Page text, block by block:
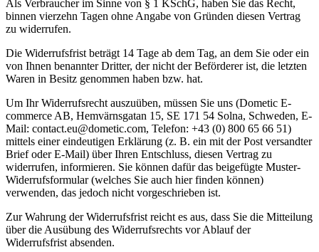
Als Verbraucher im Sinne von § 1 KSchG, haben Sie das Recht,
binnen vierzehn Tagen ohne Angabe von Gründen diesen Vertrag
zu widerrufen.
Die Widerrufsfrist beträgt 14 Tage ab dem Tag, an dem Sie oder ein
von Ihnen benannter Dritter, der nicht der Beförderer ist, die letzten
Waren in Besitz genommen haben bzw. hat.
Um Ihr Widerrufsrecht auszuüben, müssen Sie uns (Dometic E-
commerce AB, Hemvärnsgatan 15, SE 171 54 Solna, Schweden, E-
Mail: contact.eu@dometic.com, Telefon: +43 (0) 800 65 66 51)
mittels einer eindeutigen Erklärung (z. B. ein mit der Post versandter
Brief oder E-Mail) über Ihren Entschluss, diesen Vertrag zu
widerrufen, informieren. Sie können dafür das beigefügte Muster-
Widerrufsformular (welches Sie auch hier finden können)
verwenden, das jedoch nicht vorgeschrieben ist.
Zur Wahrung der Widerrufsfrist reicht es aus, dass Sie die Mitteilung
über die Ausübung des Widerrufsrechts vor Ablauf der
Widerrufsfrist absenden.